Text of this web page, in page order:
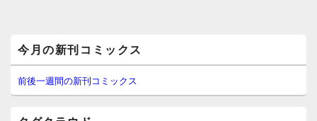
イ
ン
サ
イ
今月の新刊コミックス
前後一週間の新刊コミックス